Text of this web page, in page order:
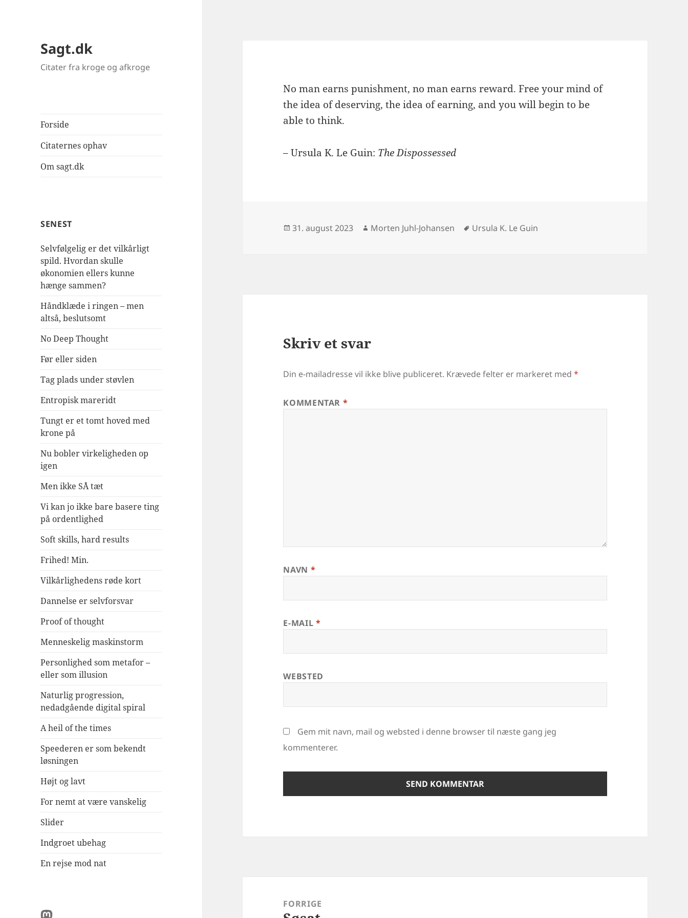
Sagt.dk
Citater fra kroge og afkroge
Forside
Citaternes ophav
Om sagt.dk
SENEST
Selvfølgelig er det vilkårligt
spild. Hvordan skulle
økonomien ellers kunne
hænge sammen?
Håndklæde i ringen – men
altså, beslutsomt
No Deep Thought
Før eller siden
Tag plads under støvlen
Entropisk mareridt
Tungt er et tomt hoved med
krone på
Nu bobler virkeligheden op
igen
Men ikke SÅ tæt
Vi kan jo ikke bare basere ting
på ordentlighed
Soft skills, hard results
Frihed! Min.
Vilkårlighedens røde kort
Dannelse er selvforsvar
Proof of thought
Menneskelig maskinstorm
Personlighed som metafor –
eller som illusion
Naturlig progression,
nedadgående digital spiral
A heil of the times
Speederen er som bekendt
løsningen
Højt og lavt
For nemt at være vanskelig
Slider
Indgroet ubehag
En rejse mod nat
No man earns punishment, no man earns reward. Free your mind of
the idea of deserving, the idea of earning, and you will begin to be
able to think.
– Ursula K. Le Guin: The Dispossessed
Udgivet
31. august 2023 Forfatter
Morten Juhl-Johansen Tags
Ursula K. Le Guin
Skriv et svar
Din e-mailadresse vil ikke blive publiceret. Krævede felter er markeret med*
KOMMENTAR *
NAVN *
E-MAIL *
WEBSTED
Gem mit navn, mail og websted i denne browser til næste gang jeg
kommenterer.
FORRIGE